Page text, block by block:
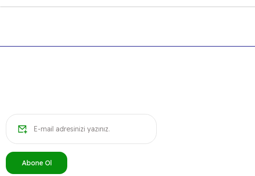
Görüş ve önerileriniz için teşekkür ederiz.
Abone Ol